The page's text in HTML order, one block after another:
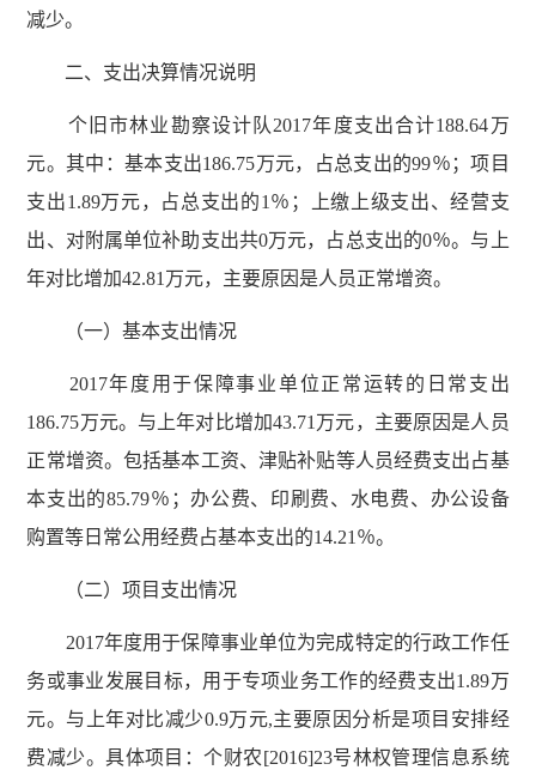
减少。
二、支出决算情况说明
个旧市林业勘察设计队2017年度支出合计188.64万
元。其中：基本支出186.75万元，占总支出的99％；项目
支出1.89万元，占总支出的1％；上缴上级支出、经营支
出、对附属单位补助支出共0万元，占总支出的0％。与上
年对比增加42.81万元，主要原因是人员正常增资。
（一）基本支出情况
2017年度用于保障事业单位正常运转的日常支出
186.75万元。与上年对比增加43.71万元，主要原因是人员
正常增资。包括基本工资、津贴补贴等人员经费支出占基
本支出的85.79％；办公费、印刷费、水电费、办公设备
购置等日常公用经费占基本支出的14.21％。
（二）项目支出情况
2017年度用于保障事业单位为完成特定的行政工作任
务或事业发展目标，用于专项业务工作的经费支出1.89万
元。与上年对比减少0.9万元,主要原因分析是项目安排经
费减少。具体项目：个财农[2016]23号林权管理信息系统